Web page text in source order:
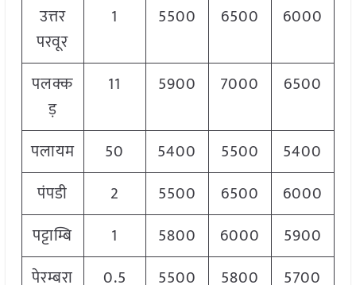
उत्तर
परवूर
1 5500 6500 6000
पलक्क
ड़
11 5900 7000 6500
पलायम 50 5400 5500
5400
पंपडी
2 5500 6500
6000
पट्टाम्बि
1 5800 6000
5900
पेरम्बरा
0.5 5500 5800
5700